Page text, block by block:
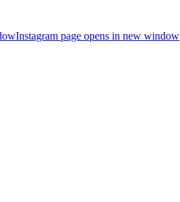
Instagram page opens in new window